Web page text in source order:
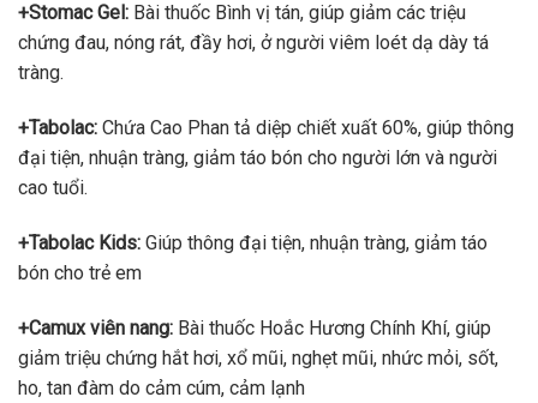
+Stomac Gel: Bài thuốc Bình vị tán, giúp giảm các triệu
chứng đau, nóng rát, đầy hơi, ở người viêm loét dạ dày tá
tràng.
+Tabolac: Chứa Cao Phan tả diệp chiết xuất 60%, giúp thông
đại tiện, nhuận tràng, giảm táo bón cho người lớn và người
cao tuổi.
+Tabolac Kids: Giúp thông đại tiện, nhuận tràng, giảm táo
bón cho trẻ em
+Camux viên nang: Bài thuốc Hoắc Hương Chính Khí, giúp
giảm triệu chứng hắt hơi, xổ mũi, nghẹt mũi, nhức mỏi, sốt,
ho, tan đàm do cảm cúm, cảm lạnh